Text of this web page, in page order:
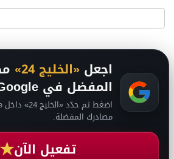
من نحن
اجعل «الخليج 24»
المفضل في Google
مصادرك المفضلة.
تفعيل الآن★ انضم لقناتنا على